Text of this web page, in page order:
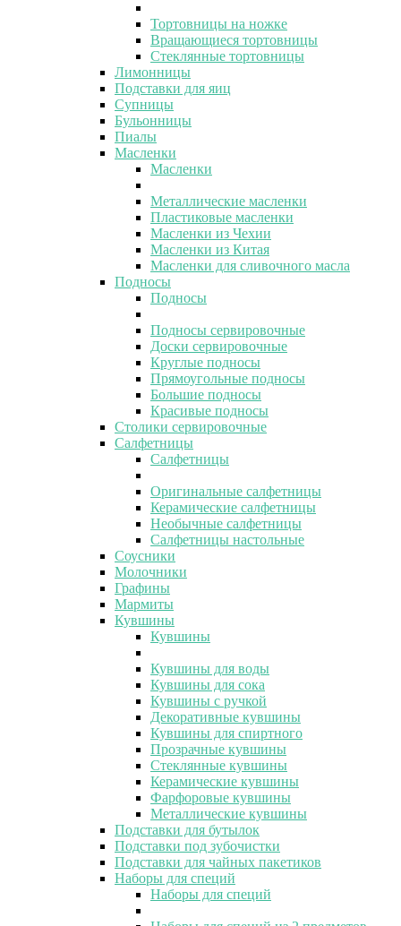
Тортовницы на ножке
Вращающиеся тортовницы
Стеклянные тортовницы
Лимонницы
Подставки для яиц
Супницы
Бульонницы
Пиалы
Масленки
Масленки
Металлические масленки
Пластиковые масленки
Масленки из Чехии
Масленки из Китая
Масленки для сливочного масла
Подносы
Подносы
Подносы сервировочные
Доски сервировочные
Круглые подносы
Прямоугольные подносы
Большие подносы
Красивые подносы
Столики сервировочные
Салфетницы
Салфетницы
Оригинальные салфетницы
Керамические салфетницы
Необычные салфетницы
Салфетницы настольные
Соусники
Молочники
Графины
Мармиты
Кувшины
Кувшины
Кувшины для воды
Кувшины для сока
Кувшины с ручкой
Декоративные кувшины
Кувшины для спиртного
Прозрачные кувшины
Стеклянные кувшины
Керамические кувшины
Фарфоровые кувшины
Металлические кувшины
Подставки для бутылок
Подставки под зубочистки
Подставки для чайных пакетиков
Наборы для специй
Наборы для специй